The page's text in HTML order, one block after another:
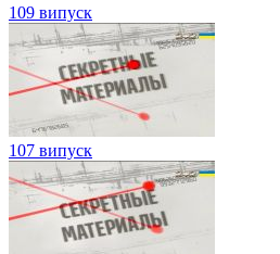
109 випуск
107 випуск